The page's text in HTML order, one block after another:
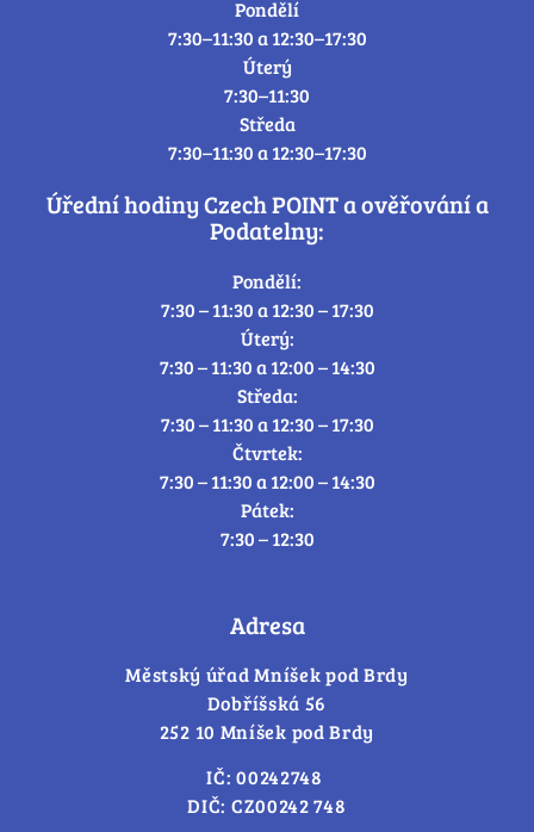
Pondělí
7:30–11:30 a 12:30–17:30
Úterý
7:30–11:30
Středa
7:30–11:30 a 12:30–17:30
Úřední hodiny Czech POINT a ověřování a
Podatelny:
Pondělí:
7:30 – 11:30 a 12:30 – 17:30
Úterý:
7:30 – 11:30 a 12:00 – 14:30
Středa:
7:30 – 11:30 a 12:30 – 17:30
Čtvrtek:
7:30 – 11:30 a 12:00 – 14:30
Pátek:
7:30 – 12:30
Adresa
Městský úřad Mníšek pod Brdy
Dobříšská 56
252 10 Mníšek pod Brdy
IČ: 00242748
DIČ: CZ00242 748